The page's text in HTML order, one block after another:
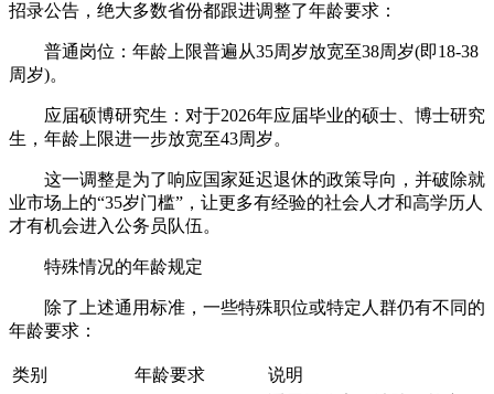
招录公告，绝大多数省份都跟进调整了年龄要求：
普通岗位：年龄上限普遍从35周岁放宽至38周岁(即18-38
周岁)。
应届硕博研究生：对于2026年应届毕业的硕士、博士研究
生，年龄上限进一步放宽至43周岁。
这一调整是为了响应国家延迟退休的政策导向，并破除就
业市场上的“35岁门槛”，让更多有经验的社会人才和高学历人
才有机会进入公务员队伍。
特殊情况的年龄规定
除了上述通用标准，一些特殊职位或特定人群仍有不同的
年龄要求：
类别 年龄要求 说明